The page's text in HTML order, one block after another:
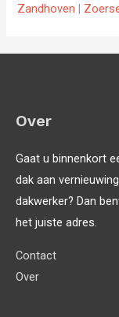
Zandhoven |
Over
Gaat u binnenkort
dak aan
dakwerker? Dan
het juiste adres.
Contact
Over